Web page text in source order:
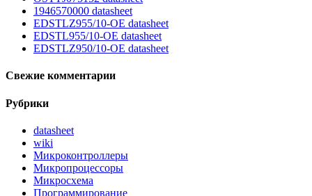
1946570000 datasheet
EDSTLZ955/10-OE datasheet
EDSTL955/10-OE datasheet
EDSTLZ950/10-OE datasheet
Свежие комментарии
Рубрики
datasheet
wiki
Микроконтроллеры
Микропроцессоры
Микросхема
Программирование